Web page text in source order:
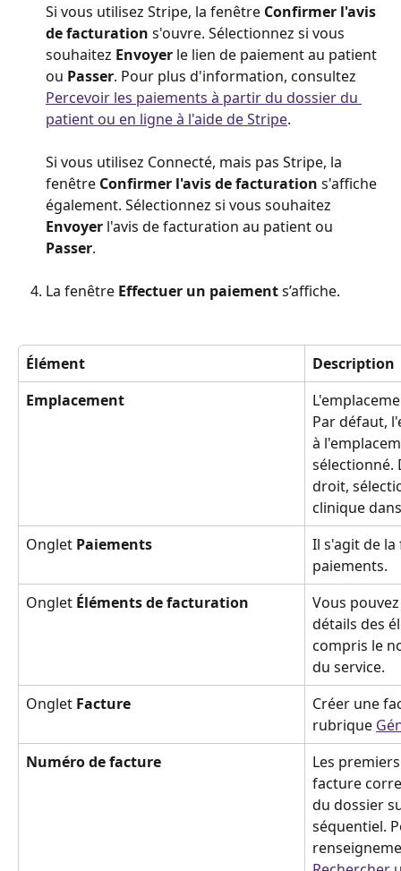
Si vous utilisez Stripe, la fenêtre Confirmer l'avis
de facturation s'ouvre. Sélectionnez si vous
souhaitez Envoyer le lien de paiement au patient
ou Passer. Pour plus d'information, consultez
Percevoir les paiements à partir du dossier du
patient ou en ligne à l'aide de Stripe.
Si vous utilisez Connecté, mais pas Stripe, la
fenêtre Confirmer l'avis de facturation s'affiche
également. Sélectionnez si vous souhaitez
Envoyer l'avis de facturation au patient ou
Passer.
La fenêtre Effectuer un paiement s’affiche.
Élément
Description
Emplacement
Par défaut,
à
sélectionné.
droit,
clinique
Onglet Paiements
Il s'agit de
paiements.
Onglet Éléments de facturation
Vous
détails des
compris le
du service.
Onglet Facture
Créer une
rubrique
Numéro de facture
Les
facture
du dossier
séquentiel.